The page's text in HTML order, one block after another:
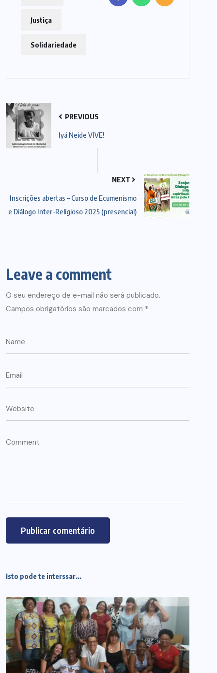
Justiça
Solidariedade
PREVIOUS
Iyá Neide VIVE!
NEXT
Inscrições abertas – Curso de Ecumenismo
e Diálogo Inter-Religioso 2025 (presencial)
Leave a comment
O seu endereço de e-mail não será publicado.
Campos obrigatórios são marcados com *
Isto pode te interssar...